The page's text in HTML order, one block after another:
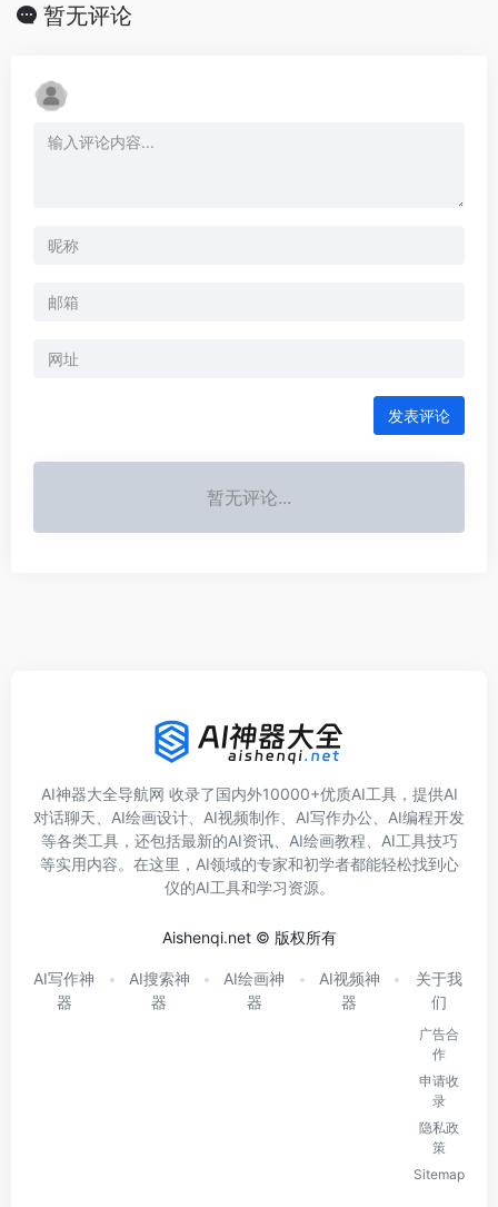
暂无评论
发表评论
暂无评论...
AI神器大全导航网 收录了国内外10000+优质AI工具，提供AI
对话聊天、AI绘画设计、AI视频制作、AI写作办公、AI编程开发
等各类工具，还包括最新的AI资讯、AI绘画教程、AI工具技巧
等实用内容。在这里，AI领域的专家和初学者都能轻松找到心
仪的AI工具和学习资源。
Aishenqi.net © 版权所有
AI写作神
器
AI搜索神
器
AI绘画神
器
AI视频神
器
关于我
们
广告合
作
申请收
录
隐私政
策
Sitemap